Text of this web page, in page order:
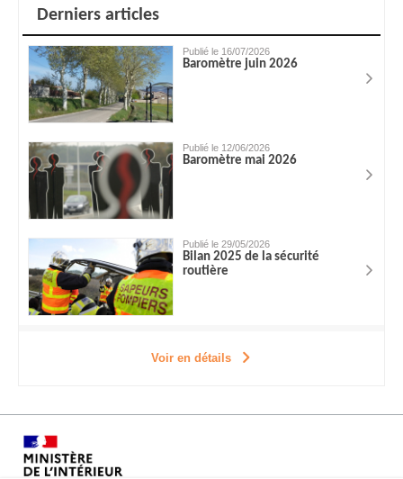
Derniers articles
Publié le 16/07/2026
Baromètre juin 2026
Publié le 12/06/2026
Baromètre mai 2026
Publié le 29/05/2026
Bilan 2025 de la sécurité
routière
Voir en détails